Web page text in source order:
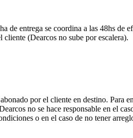
entrega se coordina a las 48hs de
cliente (Dearcos no sube por escalera).
por el cliente en destino. Para
no se hace responsable en el
o en el caso de no tener